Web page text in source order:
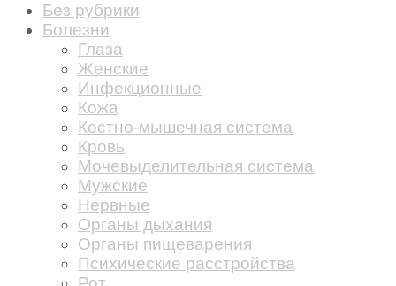
Без рубрики
Болезни
Глаза
Женские
Инфекционные
Кожа
Костно-мышечная система
Кровь
Мочевыделительная система
Мужские
Нервные
Органы дыхания
Органы пищеварения
Психические расстройства